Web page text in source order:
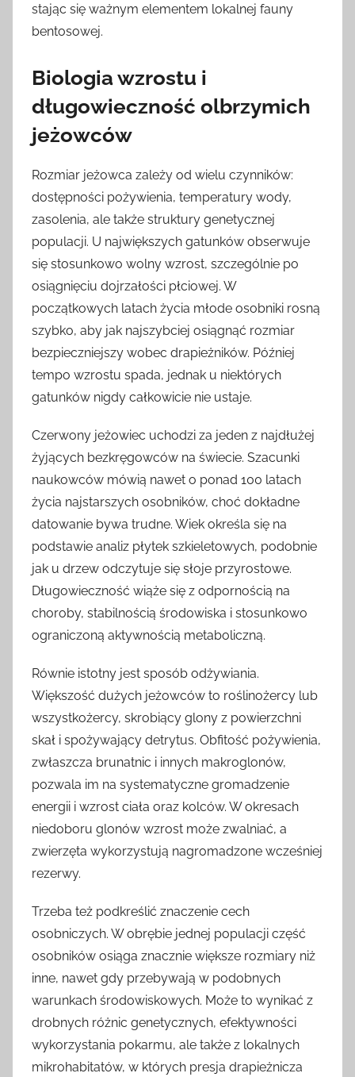
stając się ważnym elementem lokalnej fauny
bentosowej.
Biologia wzrostu i
długowieczność olbrzymich
jeżowców
Rozmiar jeżowca zależy od wielu czynników:
dostępności pożywienia, temperatury wody,
zasolenia, ale także struktury genetycznej
populacji. U największych gatunków obserwuje
się stosunkowo wolny wzrost, szczególnie po
osiągnięciu dojrzałości płciowej. W
początkowych latach życia młode osobniki rosną
szybko, aby jak najszybciej osiągnąć rozmiar
bezpieczniejszy wobec drapieżników. Później
tempo wzrostu spada, jednak u niektórych
gatunków nigdy całkowicie nie ustaje.
Czerwony jeżowiec uchodzi za jeden z najdłużej
żyjących bezkręgowców na świecie. Szacunki
naukowców mówią nawet o ponad 100 latach
życia najstarszych osobników, choć dokładne
datowanie bywa trudne. Wiek określa się na
podstawie analiz płytek szkieletowych, podobnie
jak u drzew odczytuje się słoje przyrostowe.
Długowieczność wiąże się z odpornością na
choroby, stabilnością środowiska i stosunkowo
ograniczoną aktywnością metaboliczną.
Równie istotny jest sposób odżywiania.
Większość dużych jeżowców to roślinożercy lub
wszystkożercy, skrobiący glony z powierzchni
skał i spożywający detrytus. Obfitość pożywienia,
zwłaszcza brunatnic i innych makroglonów,
pozwala im na systematyczne gromadzenie
energii i wzrost ciała oraz kolców. W okresach
niedoboru glonów wzrost może zwalniać, a
zwierzęta wykorzystują nagromadzone wcześniej
rezerwy.
Trzeba też podkreślić znaczenie cech
osobniczych. W obrębie jednej populacji część
osobników osiąga znacznie większe rozmiary niż
inne, nawet gdy przebywają w podobnych
warunkach środowiskowych. Może to wynikać z
drobnych różnic genetycznych, efektywności
wykorzystania pokarmu, ale także z lokalnych
mikrohabitatów, w których presja drapieżnicza